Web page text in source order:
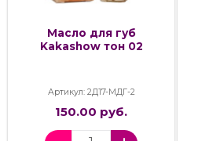
Масло для губ
Kakashow тон 02
Артикул: 2Д17-МДГ-2
150.00 руб.